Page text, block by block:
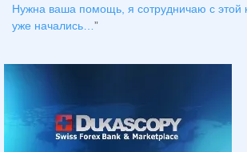
Нужна ваша помощь, я сотрудничаю с этой
уже начались… ”